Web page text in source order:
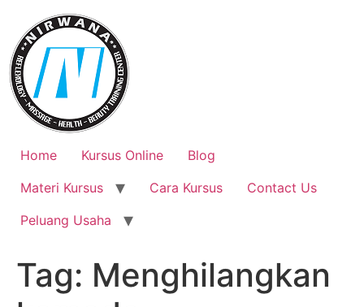
content
Home Kursus Online
Blog
Materi Kursus
Cara Kursus
Contact Us
Peluang Usaha
Tag: Menghilangkan